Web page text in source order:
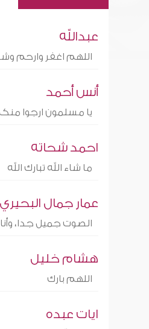
عبدالله
اللهم اغفر وارحم
أنس أحمد
يا مسلمون ارجوا
احمد شحاته
ما شاء الله تبارك الله
عمار جمال البحيري
الصوت جميل جدا،
هشام خليل
اللهم بارك
ايات عبده